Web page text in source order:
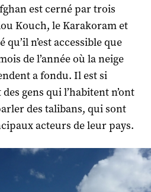
est cerné par trois
Kouch, le Karakoram et
n’est accessible que
de l’année où la neige
a fondu. Il est si
gens qui l’habitent n’ont
des talibans, qui sont
acteurs de leur pays.